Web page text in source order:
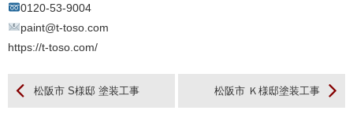
0120-53-9004
paint@t-toso.com
https://t-toso.com/
松阪市 S様邸 塗装工事 松阪市 Ｋ様邸塗装工事